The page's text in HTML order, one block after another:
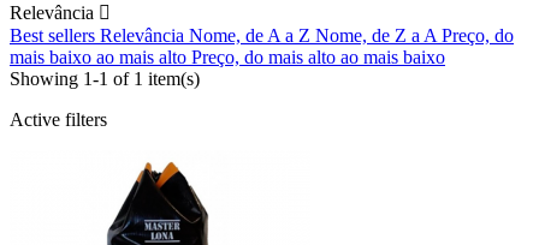
Relevância 
Best sellers Relevância Nome, de A a Z Nome, de Z a A Preço, do
mais baixo ao mais alto Preço, do mais alto ao mais baixo
Showing 1-1 of 1 item(s)
Active filters